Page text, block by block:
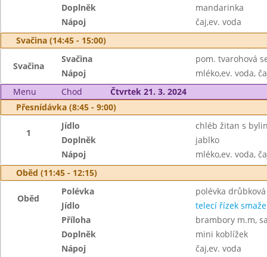
Doplněk
mandarinka
Nápoj
čaj,ev. voda
Svačina (14:45 - 15:00)
Svačina
Svačina
pom. tvarohová
Nápoj
mléko,ev. voda,
Menu
Chod
Čtvrtek 21. 3. 2024
Přesnídávka (8:45 - 9:00)
1
Jídlo
chléb žitan s
Doplněk
jablko
Nápoj
mléko,ev. voda,
Oběd (11:45 - 12:15)
Oběd
Polévka
polévka
Jídlo
telecí řízek
Příloha
brambory m.m,
Doplněk
mini koblížek
Nápoj
čaj,ev. voda